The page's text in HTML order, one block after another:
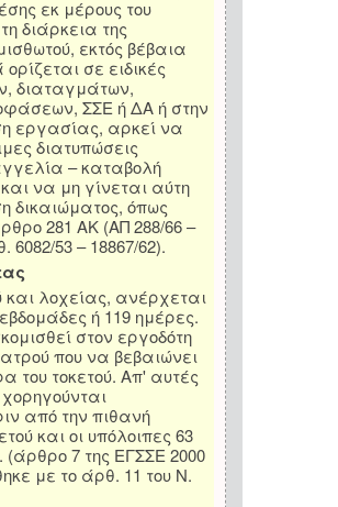
εκ μέρους του
διάρκεια της
εκτός βέβαια
σε ειδικές
διαταγμάτων,
ΣΣΕ ή ΔΑ ή στην
εργασίας, αρκεί να
διατυπώσεις
– καταβολή
να μη γίνεται αύτη
δικαιώματος, όπως
281 ΑΚ (ΑΠ 288/66 –
6082/53 – 18867/62).
και λοχείας, ανέρχεται
ή 119 ημέρες.
στον εργοδότη
που να βεβαιώνει
του τοκετού. Απ' αυτές
από την πιθανή
και οι υπόλοιπες 63
(άρθρο 7 της ΕΓΣΣΕ 2000
με το άρθ. 11 του Ν.